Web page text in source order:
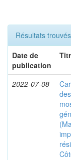
Résultats
Date de
publication
2022-07-08